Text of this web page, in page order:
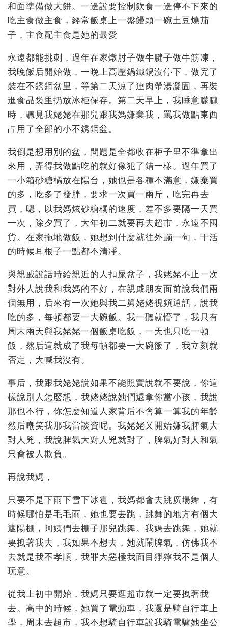
和面準備做大餅。一邊說要控制飲食一邊停不下來的
吃主食做主食，經常飯桌上一盤饅頭一碗土豆燒茄
子，主食配主食是她的最愛
永遠都能挑刺，過年在家燉肘子做牛腱子做牛筋凍，
我晚飯后開始做，一晚上高壓鍋鐵鍋沒停下，做完了
裝在不銹鋼盆里，等第二天涼了連肉帶湯凝固，再裝
進食品袋里扔放冰柜保存。第二天早上，我睡意朦朧
時，聽見我姥姥在那兒跟我媽嫌棄我，罵我做點東西
占用了全部的小不銹鋼盆。
我倒是想用別的盆，問題是全都收在柜子里不準拿出
來用，弄得我做點吃的就好像犯了錯一樣。過年買了
一小箱砂糖橘放在陽台，她也是各種不滿意，嫌棄買
的多，吃多了發胖，要求一次買一兩斤，吃完再去
買，嗯，以我媽炫砂糖橘的速度，差不多要隔一天買
一次，除夕買了，大年初二就要再去超市，永遠不囤
貨。在家拖地做飯，她想到什麼就往外蹦一句，干活
的時候耳根子一點都不清凈。
與親戚說話時給親近的人扣屎盆子，我姥姥不止一次
對外人說我和我媽的不好，在親戚朋友面前說我們兩
個無用，后來有一次她與我二舅姥姥視頻通話，說我
吃的多，每頓都要一大碗飯。我一聽就懵了，我只有
周末兩天與我姥姥一個飯桌吃飯，一天也只吃一頓
飯，然后這就成了我每頓都要一大碗飯了，我立刻就
否定，大喊我沒有。
事后，我跟我姥姥說如果不能照實說就不要說，你這
樣說別人怎麼想，我姥姥說她們還拿你當小孩，我說
那也不行，你怎麼知道人家背后不會算一算我的年齡
然后嘲笑我那我當談資呢。我姥姥又開始嫌我脾氣大
對人兇，我說脾氣大對人兇就對了，脾氣好對人和氣
只會被人欺負。
再說我媽，
只要不是下雨下雪下冰雹，我媽都會去跳廣場舞，有
時候哪怕是毛毛雨，她也要去跳，跳舞的地方有個大
遮陽棚，阿姨們去棚子那兒跳舞。我媽去跳舞，她就
要拽著我去，我如果不想去，她就鬧脾氣，仿佛我不
去就是我不孝順，我罪大惡極我面目猙獰我不是個人
玩意。
從我上初中開始，我媽只要逛超市就一定要拽著我
去。高中的時候，她買了電動車，我還是騎自行車上
學，周末去超市，我不想騎自行車說我騎電驢她坐公